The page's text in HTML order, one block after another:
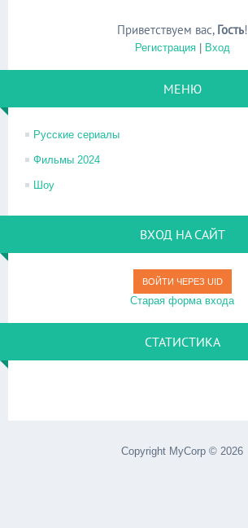
Приветствуем вас, Гость!
Регистрация| Вход
МЕНЮ
Русские сериалы
Фильмы 2024
Шоу
ВХОД НА САЙТ
ВОЙТИ ЧЕРЕЗ UID
Старая форма входа
СТАТИСТИКА
Copyright MyCorp © 2026